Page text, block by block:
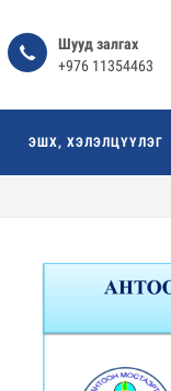
Шууд залгах
+976 11354463
ЭШХ, ХЭЛЭЛЦҮҮЛЭГ